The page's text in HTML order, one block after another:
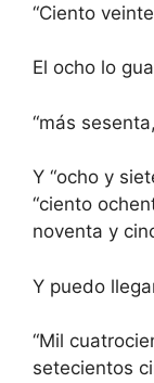
“Ciento
El ocho lo
“más
Y “ocho y
“ciento
noventa y
Y puedo
“Mil
setecientos